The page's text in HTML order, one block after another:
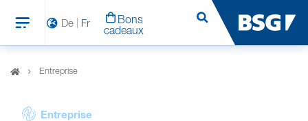
De Fr
Bons
cadeaux
Rechercher
Entreprise
Entreprise